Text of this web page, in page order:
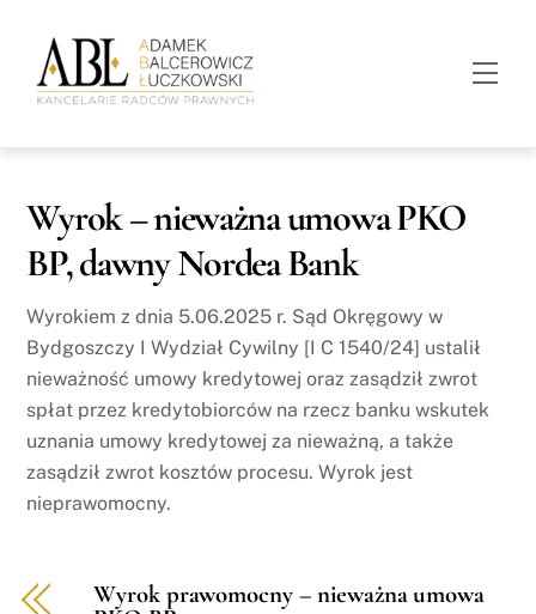
content
Wyrok – nieważna umowa PKO
BP, dawny Nordea Bank
Wyrokiem z dnia 5.06.2025 r. Sąd Okręgowy w
Bydgoszczy I Wydział Cywilny [I C 1540/24] ustalił
nieważność umowy kredytowej oraz zasądził zwrot
spłat przez kredytobiorców na rzecz banku wskutek
uznania umowy kredytowej za nieważną, a także
zasądził zwrot kosztów procesu. Wyrok jest
nieprawomocny.
Wyrok prawomocny – nieważna umowa